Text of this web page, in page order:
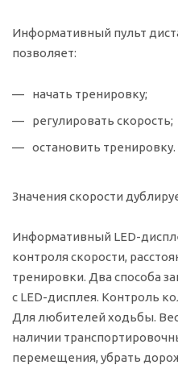
Информативный пульт
позволяет:
начать тренировку;
регулировать скорость;
остановить тренировку.
Значения скорости
Информативный LED-
контроля скорости,
тренировки. Два способа
с LED-дисплея. Контроль
Для любителей ходьбы.
наличии
перемещения, убрать